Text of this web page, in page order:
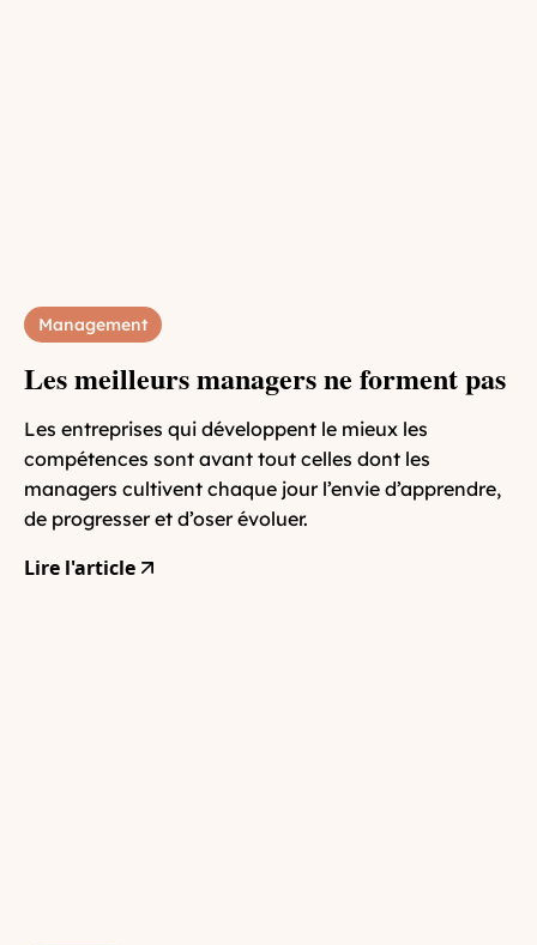
Management
Les meilleurs managers ne forment pas
Les entreprises qui développent le mieux les
compétences sont avant tout celles dont les
managers cultivent chaque jour l’envie d’apprendre,
de progresser et d’oser évoluer.
Lire l'article